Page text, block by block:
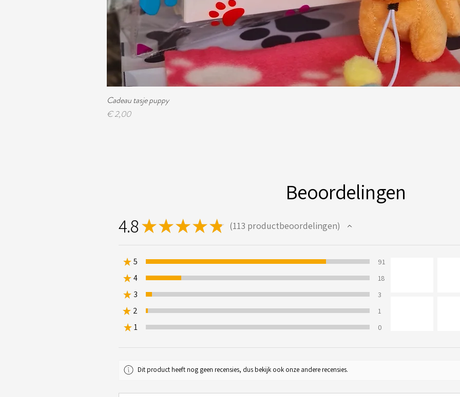
Cadeau tasje puppy
Prijs
€ 2,00
Beoordelingen
4.8★★★★★ 113 productbeoordelingen
113
★ 5 80.53097345132744%
91
★ 4 15.929203539823009% 18
★ 3 2.6548672566371683% 3
★ 2 0.8849557522123894% 1
★ 1 0% 0
Dit product heeft nog geen recensies, dus bekijk ook onze andere recensies.